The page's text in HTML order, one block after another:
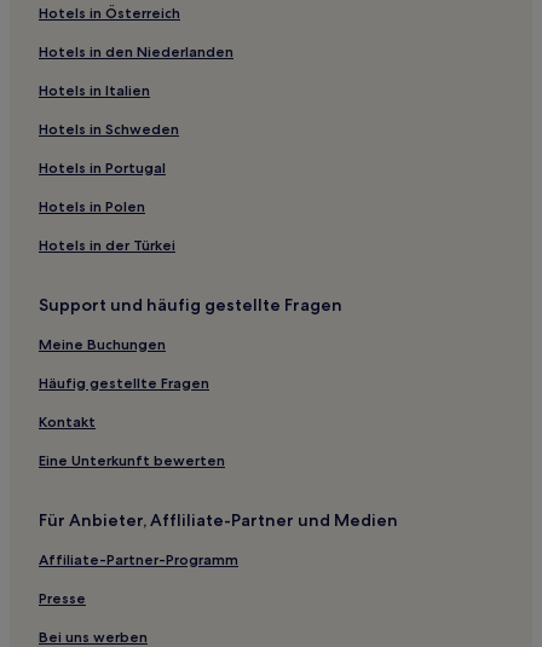
Hotels nahe Gammeltorv
Hotels nahe Königliches Zollhaus & Zollplatz
Aalborg Kommune: Hotels
Nørresundby Hotels
Hotels nahe Nordkraft
Hotels nahe Hou Kirche
Hotels nahe Medinaen
Nordjylland: Hotels
Odde Hotels
Rebild Kommune: Hotels
Aalborg Zentrum: Hotels
Hotels nahe Norresundby Kirche
3-Sterne-Hotels in Aalborg Zentrum
4-Sterne-Hotels in Aalborg Zentrum
4-Sterne-Hotels in Aalborg
Hotels in Österreich
Hotels in den Niederlanden
Hotels in Italien
Hotels in Schweden
Hotels in Portugal
Hotels in Polen
Hotels in der Türkei
Support und häufig gestellte Fragen
Meine Buchungen
Häufig gestellte Fragen
Kontakt
Eine Unterkunft bewerten
Für Anbieter, Affliliate-Partner und Medien
Affiliate-Partner-Programm
Presse
Bei uns werben